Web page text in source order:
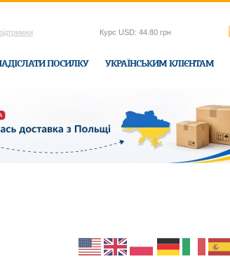
ПОСИЛКУ УКРАЇНСЬКИМ КЛІЄНТАМ
Курс USD: 44.80 грн
в офісі Ukraine-Express